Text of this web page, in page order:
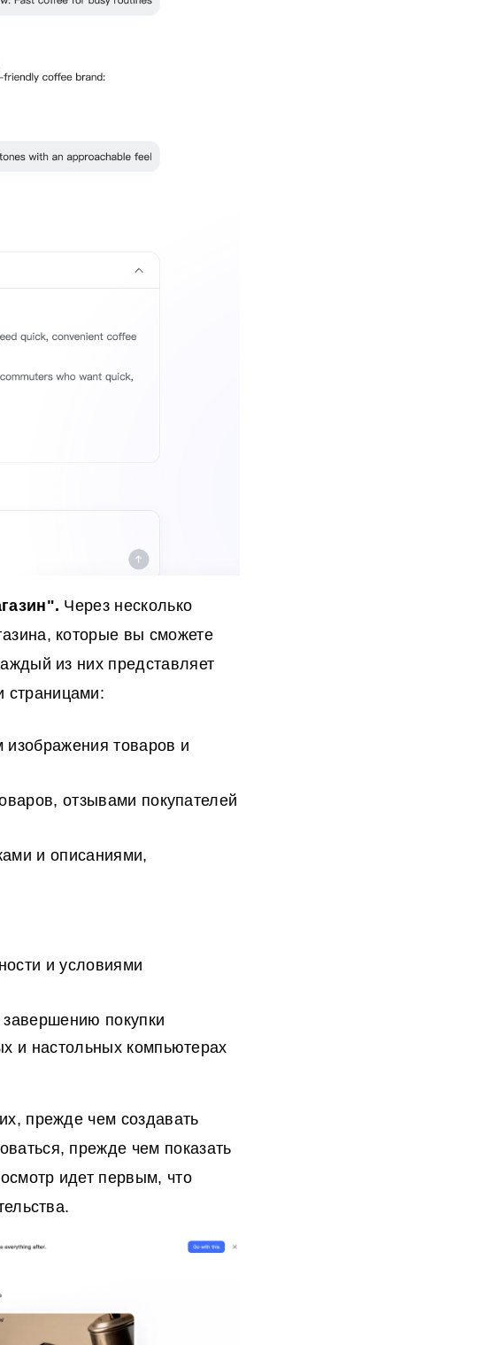
Через несколько
которые вы сможете
из них представляет
страницами:
изображения товаров и
отзывами покупателей
и описаниями,
и условиями
покупки
и настольных компьютерах
прежде чем создавать
прежде чем показать
идет первым, что